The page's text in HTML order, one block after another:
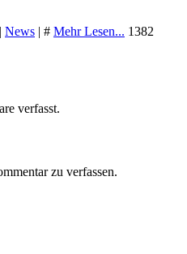
| News | # Mehr Lesen... 1382
verfasst.
zu verfassen.